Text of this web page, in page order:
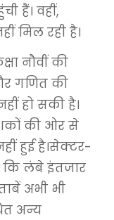
हैं। वहीं,
मिल रही है।
नौवीं की
गणित की
हो सकी है।
की ओर से
हुई है।सेक्टर-
कि लंबे इंतजार
अभी भी
अन्य